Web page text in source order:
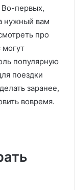
Во-первых,
нужный вам
про
могут
популярную
поездки
заранее,
вовремя.